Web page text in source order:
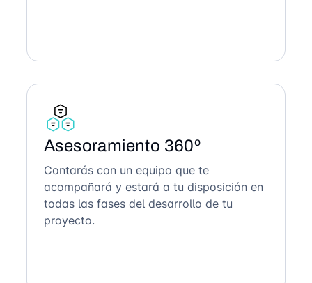
Asesoramiento 360º
Contarás con un equipo que te
acompañará y estará a tu disposición en
todas las fases del desarrollo de tu
proyecto.